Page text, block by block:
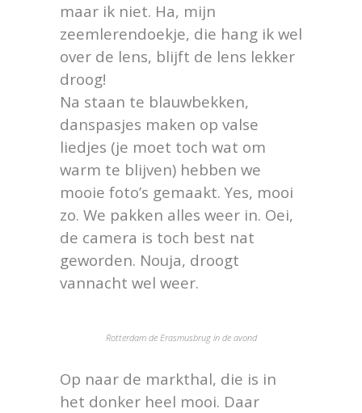
maar ik niet. Ha, mijn
zeemlerendoekje, die hang ik wel
over de lens, blijft de lens lekker
droog!
Na staan te blauwbekken,
danspasjes maken op valse
liedjes (je moet toch wat om
warm te blijven) hebben we
mooie foto’s gemaakt. Yes, mooi
zo. We pakken alles weer in. Oei,
de camera is toch best nat
geworden. Nouja, droogt
vannacht wel weer.
Rotterdam de Erasmusbrug in de avond
Op naar de markthal, die is in
het donker heel mooi. Daar